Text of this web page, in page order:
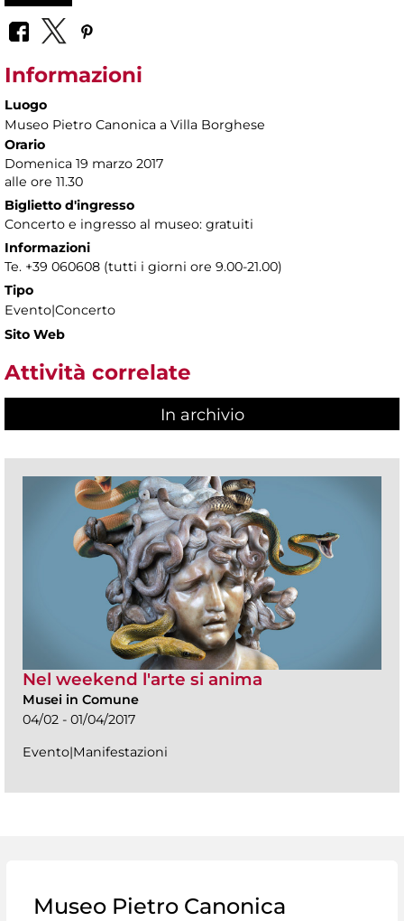
Informazioni
Luogo
Museo Pietro Canonica a Villa Borghese
Orario
Domenica 19 marzo 2017
alle ore 11.30
Biglietto d'ingresso
Concerto e ingresso al museo: gratuiti
Informazioni
Te. +39 060608 (tutti i giorni ore 9.00-21.00)
Tipo
Evento|Concerto
Sito Web
Attività correlate
In archivio
Nel weekend l'arte si anima
Musei in Comune
04/02 - 01/04/2017
Evento|Manifestazioni
Museo Pietro Canonica